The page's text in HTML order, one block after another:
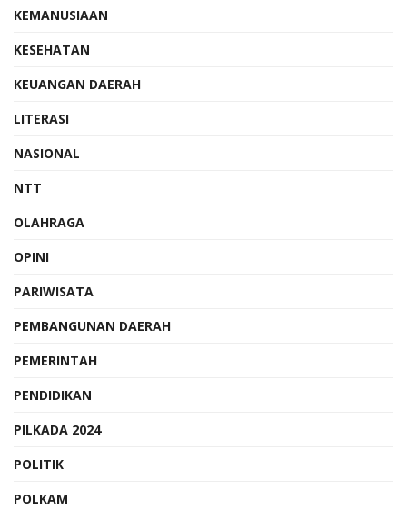
KEMANUSIAAN
KESEHATAN
KEUANGAN DAERAH
LITERASI
NASIONAL
NTT
OLAHRAGA
OPINI
PARIWISATA
PEMBANGUNAN DAERAH
PEMERINTAH
PENDIDIKAN
PILKADA 2024
POLITIK
POLKAM